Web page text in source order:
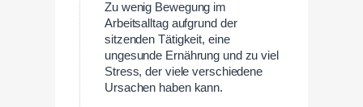
Zu wenig Bewegung im
Arbeitsalltag aufgrund der
sitzenden Tätigkeit, eine
ungesunde Ernährung und zu viel
Stress, der viele verschiedene
Ursachen haben kann.